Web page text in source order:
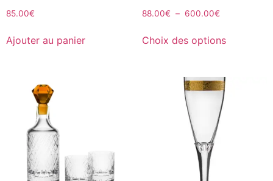
85.00€
Ajouter au panier
88.00€ – 600.00€
Choix des options